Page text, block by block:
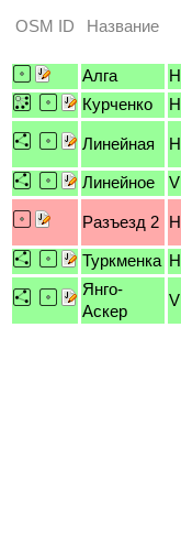
OSM ID Название
Алга H
Курченко
H
Линейная H
Линейное
V
Разъезд 2 H
Туркменка H
Янго-
Аскер
V